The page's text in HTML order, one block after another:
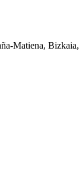
Matiena,